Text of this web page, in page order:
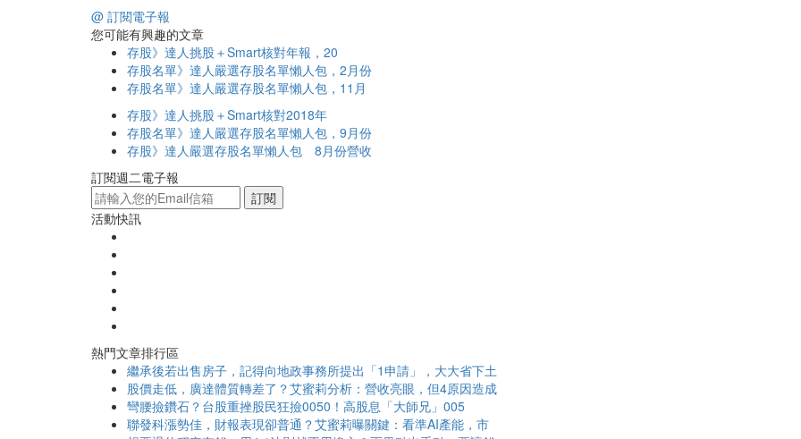
@ 訂閱電子報
您可能有興趣的文章
存股》達人挑股＋Smart核對年報，20
存股名單》達人嚴選存股名單懶人包，2月份
存股名單》達人嚴選存股名單懶人包，11月
存股》達人挑股＋Smart核對2018年
存股名單》達人嚴選存股名單懶人包，9月份
存股》達人嚴選存股名單懶人包 8月份營收
訂閱週二電子報
訂閱
活動快訊
熱門文章排行區
繼承後若出售房子，記得向地政事務所提出「1申請」，大大省下土
股價走低，廣達體質轉差了？艾蜜莉分析：營收亮眼，但4原因造成
彎腰撿鑽石？台股重挫股民狂撿0050！高股息「大師兄」005
聯發科漲勢佳，財報表現卻普通？艾蜜莉曝關鍵：看準AI產能，市